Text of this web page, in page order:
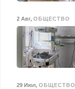
2 Авг, ОБЩЕСТВО
29 Июл, ОБЩЕСТВО